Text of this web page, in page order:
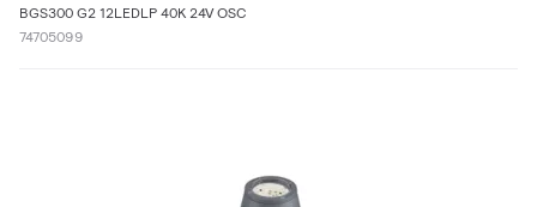
BGS300 G2 12LEDLP 40K 24V OSC
74705099